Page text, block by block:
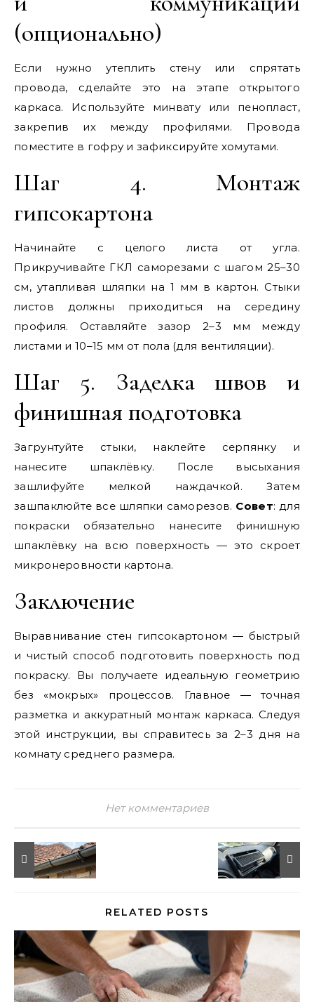
(опционально)
Если нужно утеплить стену или спрятать
провода, сделайте это на этапе открытого
каркаса. Используйте минвату или пенопласт,
закрепив их между профилями. Провода
поместите в гофру и зафиксируйте хомутами.
Шаг 4. Монтаж
гипсокартона
Начинайте с целого листа от угла.
Прикручивайте ГКЛ саморезами с шагом 25–30
см, утапливая шляпки на 1 мм в картон. Стыки
листов должны приходиться на середину
профиля. Оставляйте зазор 2–3 мм между
листами и 10–15 мм от пола (для вентиляции).
Шаг 5. Заделка швов и
финишная подготовка
Загрунтуйте стыки, наклейте серпянку и
нанесите шпаклёвку. После высыхания
зашлифуйте мелкой наждачкой. Затем
зашпаклюйте все шляпки саморезов. Совет: для
покраски обязательно нанесите финишную
шпаклёвку на всю поверхность — это скроет
микронеровности картона.
Заключение
Выравнивание стен гипсокартоном — быстрый
и чистый способ подготовить поверхность под
покраску. Вы получаете идеальную геометрию
без «мокрых» процессов. Главное — точная
разметка и аккуратный монтаж каркаса. Следуя
этой инструкции, вы справитесь за 2–3 дня на
комнату среднего размера.
Нет комментариев
RELATED POSTS